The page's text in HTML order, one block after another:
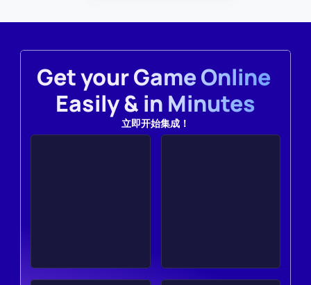
Get your Game Online
Easily & in Minutes
立即开始集成！